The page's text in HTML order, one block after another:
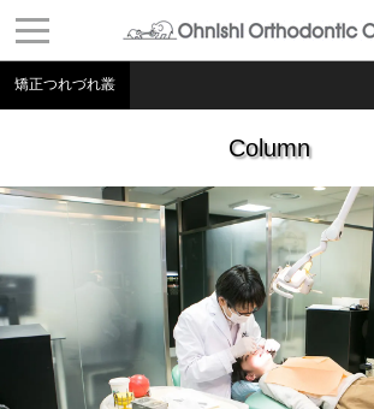
矯正つれづれ叢
Column